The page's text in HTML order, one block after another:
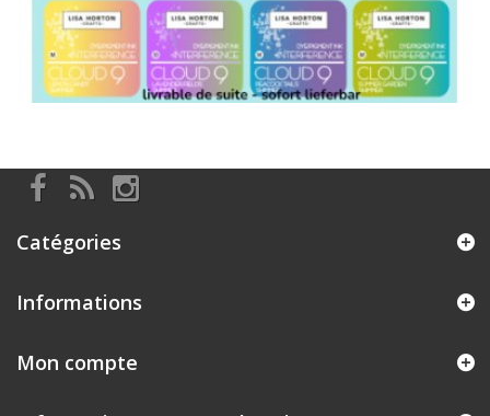
Catégories
Informations
Mon compte